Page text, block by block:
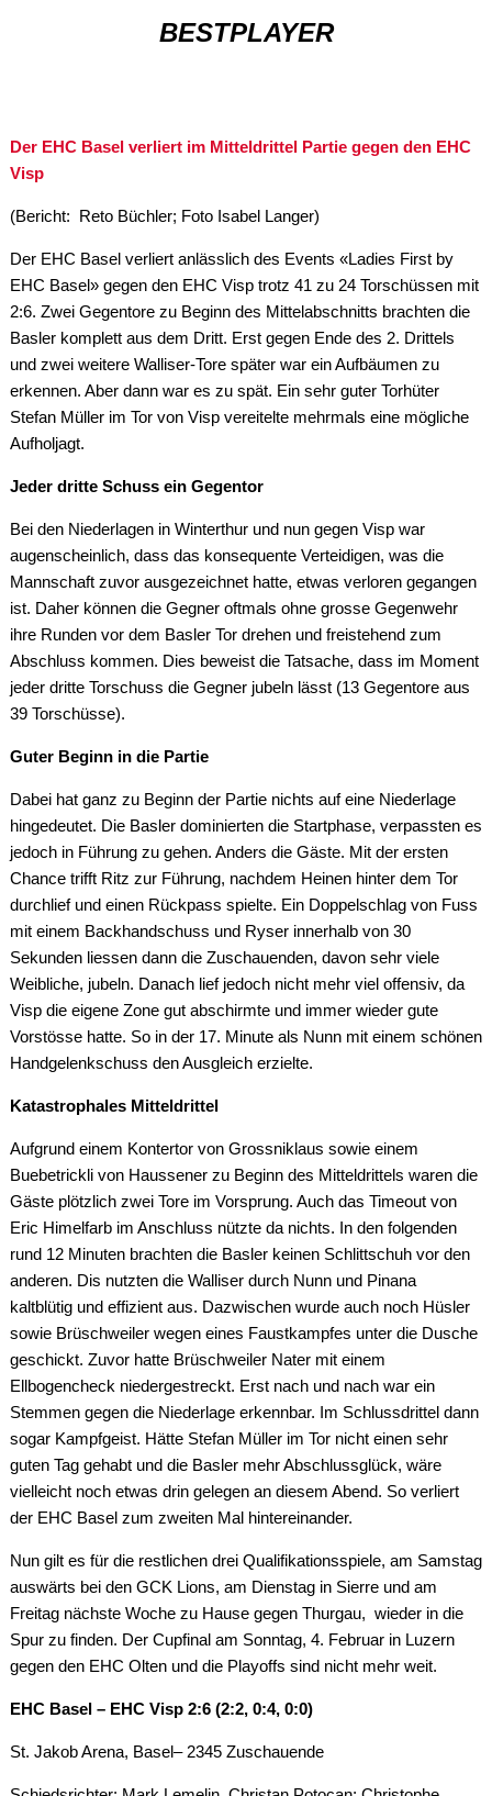
Der EHC Basel verliert im Mitteldrittel Partie gegen den EHC
Visp
(Bericht: Reto Büchler; Foto Isabel Langer)
Der EHC Basel verliert anlässlich des Events «Ladies First by
EHC Basel» gegen den EHC Visp trotz 41 zu 24 Torschüssen mit
2:6. Zwei Gegentore zu Beginn des Mittelabschnitts brachten die
Basler komplett aus dem Dritt. Erst gegen Ende des 2. Drittels
und zwei weitere Walliser-Tore später war ein Aufbäumen zu
erkennen. Aber dann war es zu spät. Ein sehr guter Torhüter
Stefan Müller im Tor von Visp vereitelte mehrmals eine mögliche
Aufholjagt.
Jeder dritte Schuss ein Gegentor
Bei den Niederlagen in Winterthur und nun gegen Visp war
augenscheinlich, dass das konsequente Verteidigen, was die
Mannschaft zuvor ausgezeichnet hatte, etwas verloren gegangen
ist. Daher können die Gegner oftmals ohne grosse Gegenwehr
ihre Runden vor dem Basler Tor drehen und freistehend zum
Abschluss kommen. Dies beweist die Tatsache, dass im Moment
jeder dritte Torschuss die Gegner jubeln lässt (13 Gegentore aus
39 Torschüsse).
Guter Beginn in die Partie
Dabei hat ganz zu Beginn der Partie nichts auf eine Niederlage
hingedeutet. Die Basler dominierten die Startphase, verpassten es
jedoch in Führung zu gehen. Anders die Gäste. Mit der ersten
Chance trifft Ritz zur Führung, nachdem Heinen hinter dem Tor
durchlief und einen Rückpass spielte. Ein Doppelschlag von Fuss
mit einem Backhandschuss und Ryser innerhalb von 30
Sekunden liessen dann die Zuschauenden, davon sehr viele
Weibliche, jubeln. Danach lief jedoch nicht mehr viel offensiv, da
Visp die eigene Zone gut abschirmte und immer wieder gute
Vorstösse hatte. So in der 17. Minute als Nunn mit einem schönen
Handgelenkschuss den Ausgleich erzielte.
Katastrophales Mitteldrittel
Aufgrund einem Kontertor von Grossniklaus sowie einem
Buebetrickli von Haussener zu Beginn des Mitteldrittels waren die
Gäste plötzlich zwei Tore im Vorsprung. Auch das Timeout von
Eric Himelfarb im Anschluss nützte da nichts. In den folgenden
rund 12 Minuten brachten die Basler keinen Schlittschuh vor den
anderen. Dis nutzten die Walliser durch Nunn und Pinana
kaltblütig und effizient aus. Dazwischen wurde auch noch Hüsler
sowie Brüschweiler wegen eines Faustkampfes unter die Dusche
geschickt. Zuvor hatte Brüschweiler Nater mit einem
Ellbogencheck niedergestreckt. Erst nach und nach war ein
Stemmen gegen die Niederlage erkennbar. Im Schlussdrittel dann
sogar Kampfgeist. Hätte Stefan Müller im Tor nicht einen sehr
guten Tag gehabt und die Basler mehr Abschlussglück, wäre
vielleicht noch etwas drin gelegen an diesem Abend. So verliert
der EHC Basel zum zweiten Mal hintereinander.
Nun gilt es für die restlichen drei Qualifikationsspiele, am Samstag
auswärts bei den GCK Lions, am Dienstag in Sierre und am
Freitag nächste Woche zu Hause gegen Thurgau, wieder in die
Spur zu finden. Der Cupfinal am Sonntag, 4. Februar in Luzern
gegen den EHC Olten und die Playoffs sind nicht mehr weit.
EHC Basel – EHC Visp 2:6 (2:2, 0:4, 0:0)
St. Jakob Arena, Basel– 2345 Zuschauende
BESTPLAYER